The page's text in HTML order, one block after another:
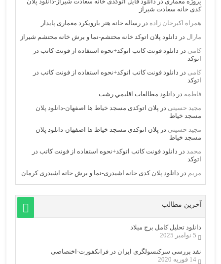
کدی خانه سعادت شیراز
همراه اکبرخان زاده دررساله خانه هنر بارویکرد معماری پایدار
مارال در دانلود پلان اتوکد خانه محتشم-نما و برش خانه محتشم شیراز
کامی در دانلود فونت کاتب اتوکد+نحوه استفاده از فونت کاتب در
اتوکد
کامی در دانلود فونت کاتب اتوکد+نحوه استفاده از فونت کاتب در
اتوکد
فاطمه در دانلود مطالعات اقليمي رشت
مجید حسینی در پلان اتوکدی مسجد خیاط ها اصفهان-دانلود پلان
مسجد خیاط
مجید حسینی در پلان اتوکدی مسجد خیاط ها اصفهان-دانلود پلان
مسجد خیاط
محمد در دانلود فونت کاتب اتوکد+نحوه استفاده از فونت کاتب در
اتوکد
مریم در دانلود پلان کدی خانه اشیدری-نما و برش خانه اشیدری کرمان
آخرین مطالب
دانلود تحلیل کامل برج میلاد
5 نوامبر 2025
نقد بررسی سرکنسولگری ایران در فرانکفورت-اختصاصی
14 فوریه 2020